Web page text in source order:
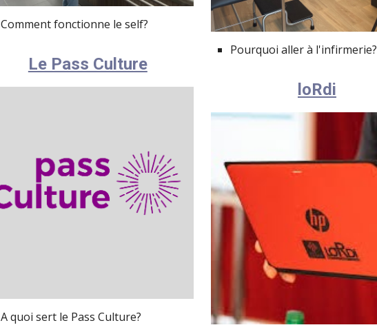
Comment fonctionne le self?
Le Pass Culture
A quoi sert le Pass Culture?
Pourquoi aller à l'infirmerie?
loRdi